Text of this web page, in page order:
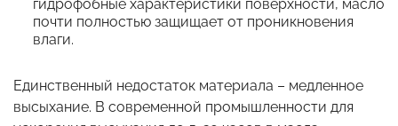
гидрофобные характеристики поверхности, масло
почти полностью защищает от проникновения
влаги.
Единственный недостаток материала – медленное
высыхание. В современной промышленности для